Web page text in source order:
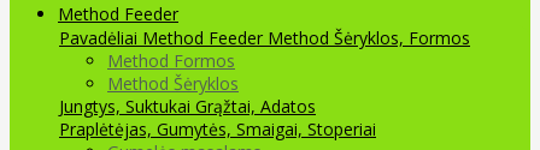
Method Feeder
Pavadėliai Method Feeder Method Šėryklos, Formos
Method Formos
Method Šėryklos
Jungtys, Suktukai Grąžtai, Adatos
Praplėtėjas, Gumytės, Smaigai, Stoperiai